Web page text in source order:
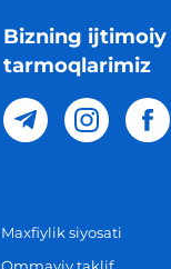
Bizning ijtimoiy
tarmoqlarimiz
Maxfiylik siyosati